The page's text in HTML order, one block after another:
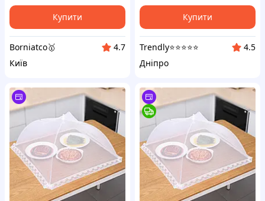
Купити
Borniatco🥇
4.7
Київ
Купити
Trendly⭐⭐⭐⭐⭐
4.5
Дніпро